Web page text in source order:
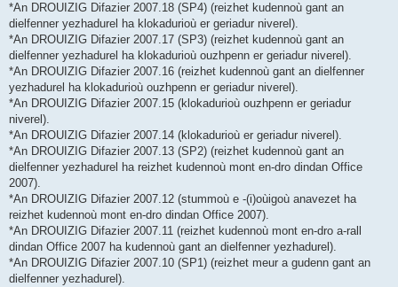
*An DROUIZIG Difazier 2007.18 (SP4) (reizhet kudennoù gant an
dielfenner yezhadurel ha klokadurioù er geriadur niverel).
*An DROUIZIG Difazier 2007.17 (SP3) (reizhet kudennoù gant an
dielfenner yezhadurel ha klokadurioù ouzhpenn er geriadur niverel).
*An DROUIZIG Difazier 2007.16 (reizhet kudennoù gant an dielfenner
yezhadurel ha klokadurioù ouzhpenn er geriadur niverel).
*An DROUIZIG Difazier 2007.15 (klokadurioù ouzhpenn er geriadur
niverel).
*An DROUIZIG Difazier 2007.14 (klokadurioù er geriadur niverel).
*An DROUIZIG Difazier 2007.13 (SP2) (reizhet kudennoù gant an
dielfenner yezhadurel ha reizhet kudennoù mont en-dro dindan Office
2007).
*An DROUIZIG Difazier 2007.12 (stummoù e -(i)oùigoù anavezet ha
reizhet kudennoù mont en-dro dindan Office 2007).
*An DROUIZIG Difazier 2007.11 (reizhet kudennoù mont en-dro a-rall
dindan Office 2007 ha kudennoù gant an dielfenner yezhadurel).
*An DROUIZIG Difazier 2007.10 (SP1) (reizhet meur a gudenn gant an
dielfenner yezhadurel).